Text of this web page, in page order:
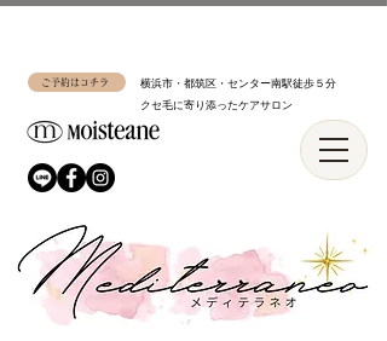
ご予約はコチラ
横浜市・都筑区・センター南駅徒歩５分
​クセ毛に寄り添ったケアサロン